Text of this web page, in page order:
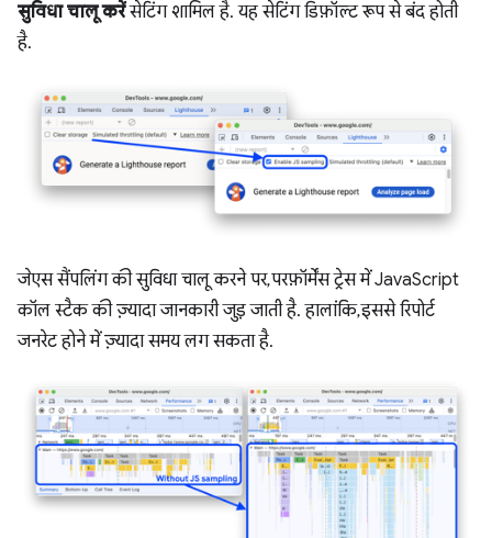
सुविधा चालू करेंसेटिंग शामिल है. यह सेटिंग डिफ़ॉल्ट रूप से बंद होती
है.
जेएस सैंपलिंग की सुविधा चालू करने पर, परफ़ॉर्मेंस ट्रेस में JavaScript
कॉल स्टैक की ज़्यादा जानकारी जुड़ जाती है. हालांकि, इससे रिपोर्ट
जनरेट होने में ज़्यादा समय लग सकता है.